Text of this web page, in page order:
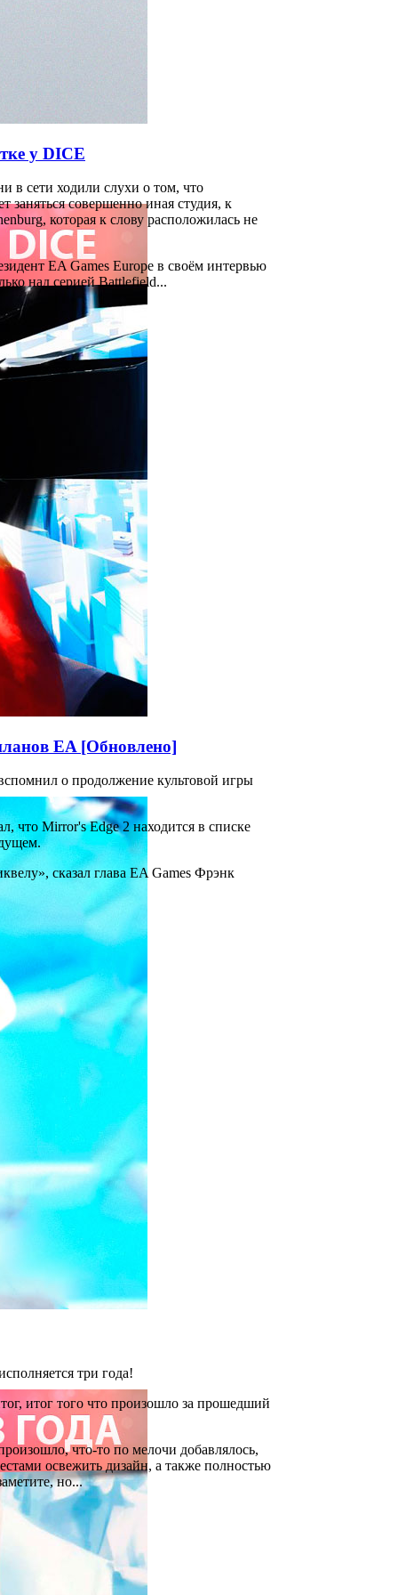
у DICE
в сети ходили слухи о том, что
заняться совершенно иная студия, к
которая к слову расположилась не
EA Games Europe в своём интервью
над серией Battlefield...
EA [Обновлено]
о продолжение культовой игры
что Mirror's Edge 2 находится в списке
сказал глава EA Games Фрэнк
три года!
итог того что произошло за прошедший
что-то по мелочи добавлялось,
освежить дизайн, а также полностью
но...